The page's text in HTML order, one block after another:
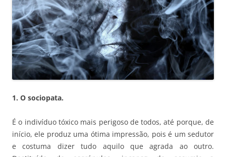
1. O sociopata.
É o indivíduo tóxico mais perigoso de todos, até porque, de
início, ele produz uma ótima impressão, pois é um sedutor
e costuma dizer tudo aquilo que agrada ao outro.